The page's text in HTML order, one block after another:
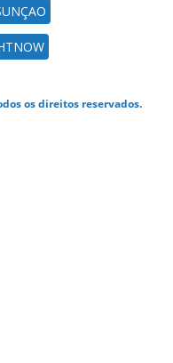
os direitos reservados.